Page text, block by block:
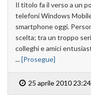
Il titolo fa il verso a un
telefoni Windows
smartphone oggi.
scelta; tra un troppo
colleghi e amici
...[Prosegue]
25 aprile 2010 23:24